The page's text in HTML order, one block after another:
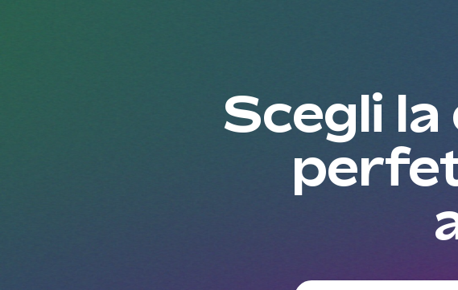
Scegli